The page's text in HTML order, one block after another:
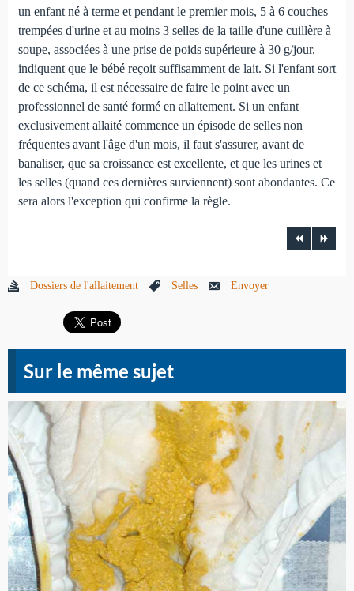
un enfant né à terme et pendant le premier mois, 5 à 6 couches
trempées d'urine et au moins 3 selles de la taille d'une cuillère à
soupe, associées à une prise de poids supérieure à 30 g/jour,
indiquent que le bébé reçoit suffisamment de lait. Si l'enfant sort
de ce schéma, il est nécessaire de faire le point avec un
professionnel de santé formé en allaitement. Si un enfant
exclusivement allaité commence un épisode de selles non
fréquentes avant l'âge d'un mois, il faut s'assurer, avant de
banaliser, que sa croissance est excellente, et que les urines et
les selles (quand ces dernières surviennent) sont abondantes. Ce
sera alors l'exception qui confirme la règle.
Dossiers de l'allaitement Selles Envoyer
Sur le même sujet